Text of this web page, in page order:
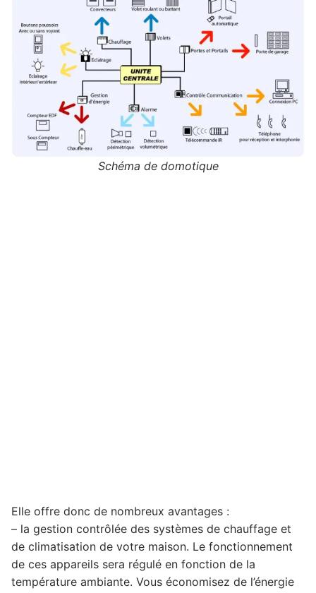
Schéma de domotique
Elle offre donc de nombreux avantages :
– la gestion contrôlée des systèmes de chauffage et
de climatisation de votre maison. Le fonctionnement
de ces appareils sera régulé en fonction de la
température ambiante. Vous économisez de l’énergie